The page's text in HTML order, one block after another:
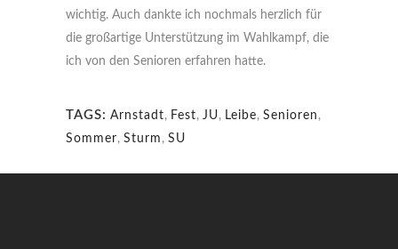
wichtig. Auch dankte ich nochmals herzlich für
die großartige Unterstützung im Wahlkampf, die
ich von den Senioren erfahren hatte.
TAGS: Arnstadt, Fest, JU, Leibe, Senioren ,
Sommer, Sturm , SU